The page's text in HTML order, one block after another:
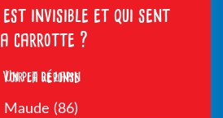
est invisible et qui sent
carrotte ?
Voir la réponse
Un pet de lapin
Maude (86)